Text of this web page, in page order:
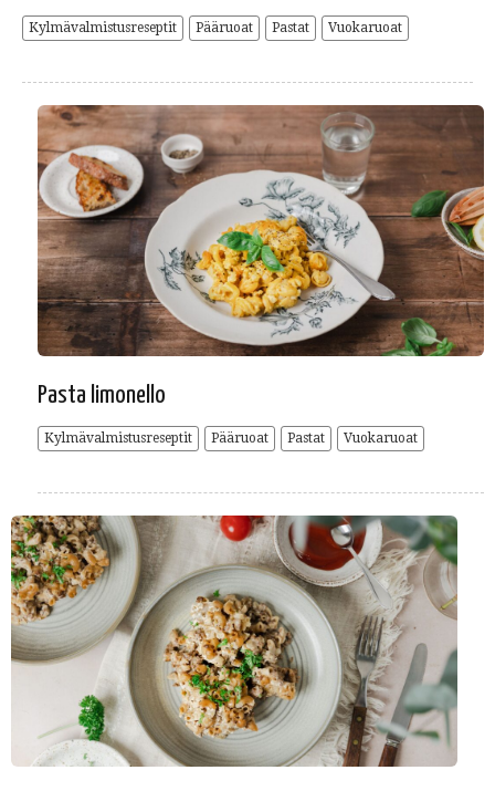
Kylmävalmistusreseptit Pääruoat Pastat Vuokaruoat
Pasta limonello
Kylmävalmistusreseptit Pääruoat Pastat Vuokaruoat